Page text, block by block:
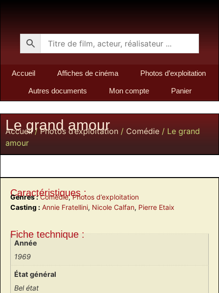
Accueil Affiches de cinéma Photos d’exploitation
Autres documents Mon compte Panier
Le grand amour
Accueil/Photos d’exploitation / Comédie / Le grand
amour
Caractéristiques :
Genres : Comédie,Photos d’exploitation
Casting : Annie Fratellini, Nicole Calfan, Pierre Etaix
Fiche technique :
Année
1969
État général
Bel état